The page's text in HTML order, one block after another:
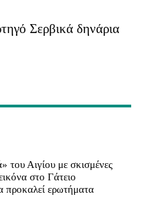
Σερβικά δηνάρια
του Αιγίου με σκισμένες
στο Γάτειο
προκαλεί ερωτήματα